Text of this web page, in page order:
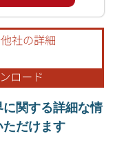
関する詳細な情
だけます